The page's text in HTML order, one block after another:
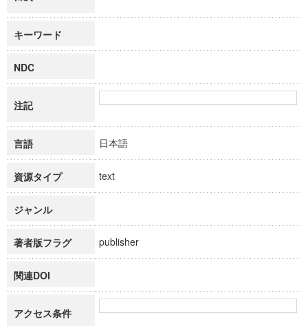
キーワード
NDC
注記
言語 日本語
資源タイプ text
ジャンル
著者版フラグ publisher
関連DOI
アクセス条件